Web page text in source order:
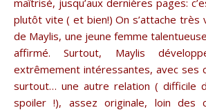
maîtrisé, jusqu’aux dernières pages:
plutôt vite ( et bien!) On s’attache très
de Maylis, une jeune femme
affirmé. Surtout, Maylis
extrêmement intéressantes, avec ses
surtout… une autre relation ( difficile
spoiler !), assez originale, loin des